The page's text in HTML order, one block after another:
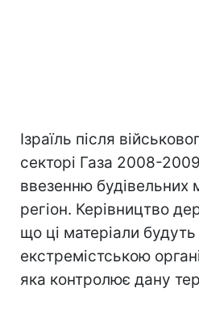
Ізраїль після
секторі Газа 2008-
ввезенню будівельних
регіон. Керівництво
що ці матеріали будуть
екстремістською
яка контролює дану